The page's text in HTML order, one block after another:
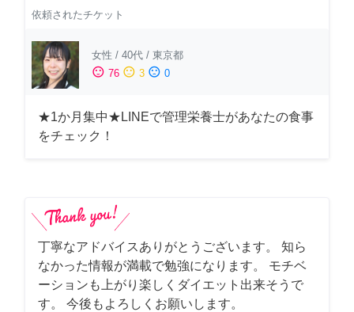
依頼されたチケット
女性 / 40代 / 東京都
sentiment_satisfied 76 sentiment_neutral 3 sentiment_dissatisfied 0
★1か月集中★LINEで管理栄養士があなたの食事
をチェック！
丁寧なアドバイスありがとうございます。 知ら
なかった情報が満載で勉強になります。 モチベ
ーションも上がり楽しくダイエット出来そうで
す。 今後もよろしくお願いします。